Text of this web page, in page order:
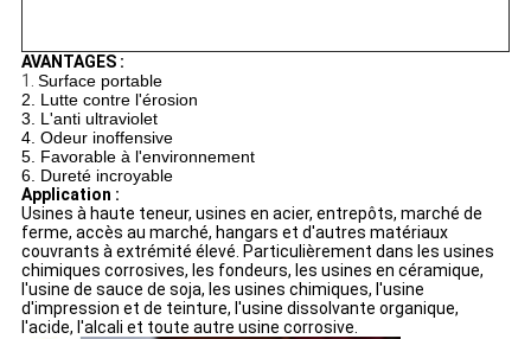
AVANTAGES :
1. Surface portable
2. Lutte contre l'érosion
3. L'anti ultraviolet
4. Odeur inoffensive
5. Favorable à l'environnement
6. Dureté incroyable
Application :
Usines à haute teneur, usines en acier, entrepôts, marché de
ferme, accès au marché, hangars et d'autres matériaux
couvrants à extrémité élevé. Particulièrement dans les usines
chimiques corrosives, les fondeurs, les usines en céramique,
l'usine de sauce de soja, les usines chimiques, l'usine
d'impression et de teinture, l'usine dissolvante organique,
l'acide, l'alcali et toute autre usine corrosive.